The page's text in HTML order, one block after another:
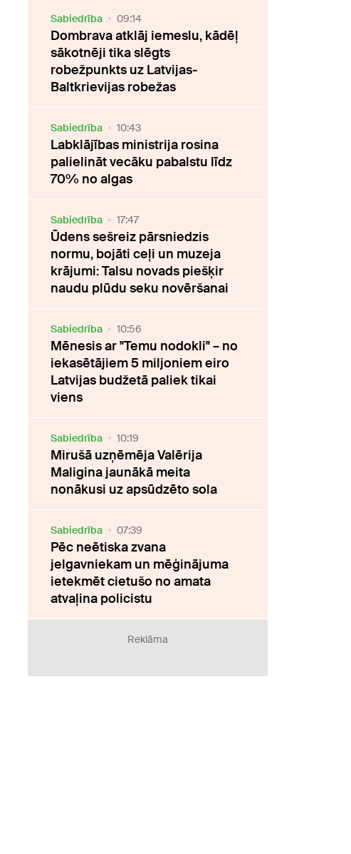
Sabiedrība 09:14
Dombrava atklāj iemeslu, kādēļ
sākotnēji tika slēgts
robežpunkts uz Latvijas-
Baltkrievijas robežas
Sabiedrība 10:43
Labklājības ministrija rosina
palielināt vecāku pabalstu līdz
70% no algas
Sabiedrība 17:47
Ūdens sešreiz pārsniedzis
normu, bojāti ceļi un muzeja
krājumi: Talsu novads piešķir
naudu plūdu seku novēršanai
Sabiedrība 10:56
Mēnesis ar "Temu nodokli" – no
iekasētājiem 5 miljoniem eiro
Latvijas budžetā paliek tikai
viens
Sabiedrība 10:19
Mirušā uzņēmēja Valērija
Maligina jaunākā meita
nonākusi uz apsūdzēto sola
Sabiedrība 07:39
Pēc neētiska zvana
jelgavniekam un mēģinājuma
ietekmēt cietušo no amata
atvaļina policistu
Reklāma